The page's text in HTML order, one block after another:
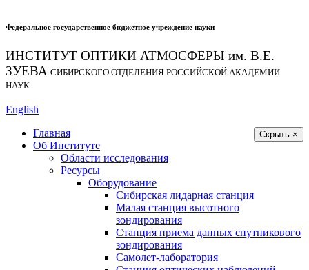
Федеральное государственное бюджетное учреждение науки
ИНСТИТУТ ОПТИКИ АТМОСФЕРЫ им. В.Е.
ЗУЕВА СИБИРСКОГО ОТДЕЛЕНИЯ РОССИЙСКОЙ АКАДЕМИИ
НАУК
English
Скрыть ×
Главная
Об Институте
Области исследования
Ресурсы
Оборудование
Сибирская лидарная станция
Малая станция высотного
зондирования
Станция приема данных спутникового
зондирования
Самолет-лаборатория